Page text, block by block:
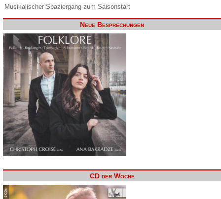
Musikalischer Spaziergang zum Saisonstart
Neue Besprechungen
CD der Woche